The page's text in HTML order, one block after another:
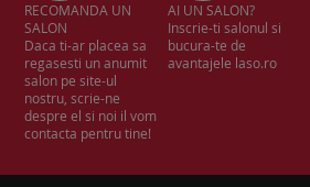
RECOMANDA UN
SALON
Daca ti-ar placea sa
regasesti un anumit
salon pe site-ul
nostru, scrie-ne
despre el si noi il vom
contacta pentru tine!
AI UN SALON?
Inscrie-ti salonul si
bucura-te de
avantajele laso.ro